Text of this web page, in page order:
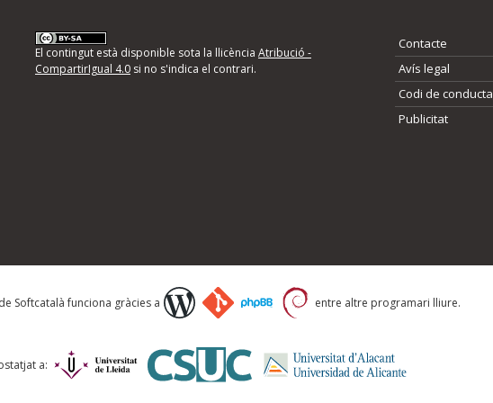
d'errors
següents i descriviu quina és la millora que
El contingut està disponible sota la llicència Atribució -
CompartirIgual 4.0si no s'indica el contrari.
Contacte
Avís legal
Codi de conducta
Publicitat
Softcatalà funciona gràcies a entre altre programari lliure.
a: